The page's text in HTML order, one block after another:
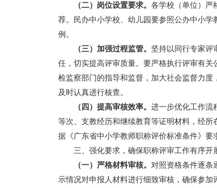
（二）岗位设置要求。 各学校（单位）严
荐。民办中小学校、幼儿园要参照公办中小
例。
（三）加强过程监管。 坚持以同行专家评
任，切实提高评审质量。要严格执行评审有
检监察部门的指导和监督，加大社会监督力
及时认真进行核查。
（四）提高审核效率。 进一步优化工作流
等次、支教经历和继续教育等证明材料，经
据《广东省中小学教师职称评价标准条件》要
三、强化要求，确保职称评审工作有序开
（一）严格材料审核。 对照资格条件逐条
示情况对申报人材料进行细致审核，确保参